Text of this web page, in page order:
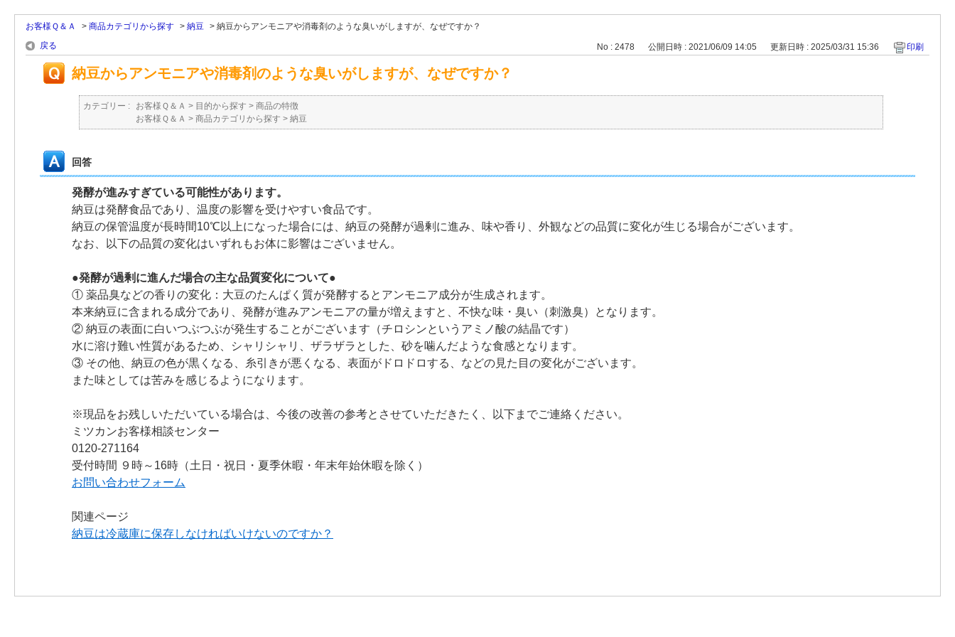
お客様Ｑ＆Ａ > 商品カテゴリから探す > 納豆 > 納豆からアンモニアや消毒剤のような臭いがしますが、なぜですか？
戻る
No : 2478 公開日時 : 2021/06/09 14:05 更新日時 : 2025/03/31 15:36 印刷
納豆からアンモニアや消毒剤のような臭いがしますが、なぜですか？
カテゴリー : お客様Ｑ＆Ａ > 目的から探す > 商品の特徴
お客様Ｑ＆Ａ > 商品カテゴリから探す > 納豆
回答
発酵が進みすぎている可能性があります。
納豆は発酵食品であり、温度の影響を受けやすい食品です。
納豆の保管温度が長時間10℃以上になった場合には、納豆の発酵が過剰に進み、味や香り、外観などの品質に変化が生じる場合がございます。
なお、以下の品質の変化はいずれもお体に影響はございません。
●発酵が過剰に進んだ場合の主な品質変化について●
① 薬品臭などの香りの変化：大豆のたんぱく質が発酵するとアンモニア成分が生成されます。
本来納豆に含まれる成分であり、発酵が進みアンモニアの量が増えますと、不快な味・臭い（刺激臭）となります。
② 納豆の表面に白いつぶつぶが発生することがございます（チロシンというアミノ酸の結晶です）
水に溶け難い性質があるため、シャリシャリ、ザラザラとした、砂を噛んだような食感となります。
③ その他、納豆の色が黒くなる、糸引きが悪くなる、表面がドロドロする、などの見た目の変化がございます。
また味としては苦みを感じるようになります。
※現品をお残しいただいている場合は、今後の改善の参考とさせていただきたく、以下までご連絡ください。
ミツカンお客様相談センター
0120-271164
受付時間 ９時～16時（土日・祝日・夏季休暇・年末年始休暇を除く）
お問い合わせフォーム
関連ページ
納豆は冷蔵庫に保存しなければいけないのですか？